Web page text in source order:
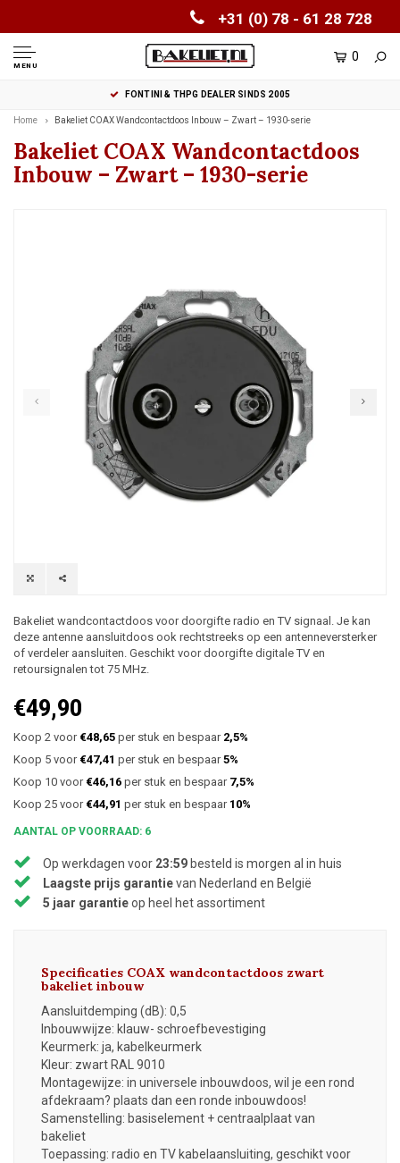
+31 (0) 78 - 61 28 728
MENU
0
FONTINI & THPG DEALER SINDS 2005
Home Bakeliet COAX Wandcontactdoos Inbouw – Zwart – 1930-serie
Bakeliet COAX Wandcontactdoos
Inbouw – Zwart – 1930-serie
Bakeliet wandcontactdoos voor doorgifte radio en TV signaal. Je kan
deze antenne aansluitdoos ook rechtstreeks op een antenneversterker
of verdeler aansluiten. Geschikt voor doorgifte digitale TV en
retoursignalen tot 75 MHz.
€49,90
Koop 2 voor €48,65 per stuk en bespaar 2,5%
Koop 5 voor €47,41 per stuk en bespaar5%
Koop 10 voor €46,16 per stuk en bespaar 7,5%
Koop 25 voor €44,91 per stuk en bespaar 10%
AANTAL OP VOORRAAD: 6
Op werkdagen voor 23:59 besteld is morgen al in huis
Laagste prijs garantievan Nederland en België
5 jaar garantieop heel het assortiment
Specificaties COAX wandcontactdoos zwart
bakeliet inbouw
Aansluitdemping (dB): 0,5
Inbouwwijze: klauw- schroefbevestiging
Keurmerk: ja, kabelkeurmerk
Kleur: zwart RAL 9010
Montagewijze: in universele inbouwdoos, wil je een rond
afdekraam? plaats dan een ronde inbouwdoos!
Samenstelling: basiselement + centraalplaat van
bakeliet
Toepassing: radio en TV kabelaansluiting, geschikt voor